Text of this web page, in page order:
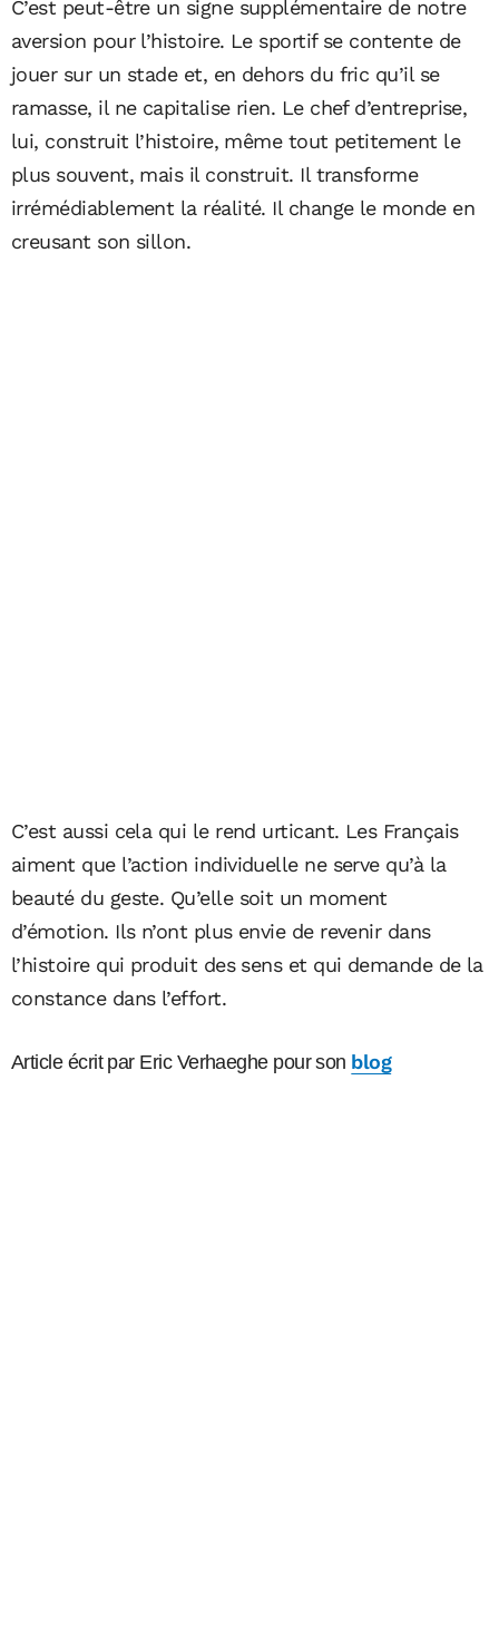
C’est peut-être un signe supplémentaire de notre
aversion pour l’histoire. Le sportif se contente de
jouer sur un stade et, en dehors du fric qu’il se
ramasse, il ne capitalise rien. Le chef d’entreprise,
lui, construit l’histoire, même tout petitement le
plus souvent, mais il construit. Il transforme
irrémédiablement la réalité. Il change le monde en
creusant son sillon.
C’est aussi cela qui le rend urticant. Les Français
aiment que l’action individuelle ne serve qu’à la
beauté du geste. Qu’elle soit un moment
d’émotion. Ils n’ont plus envie de revenir dans
l’histoire qui produit des sens et qui demande de la
constance dans l’effort.
Article écrit par Eric Verhaeghe pour son blog